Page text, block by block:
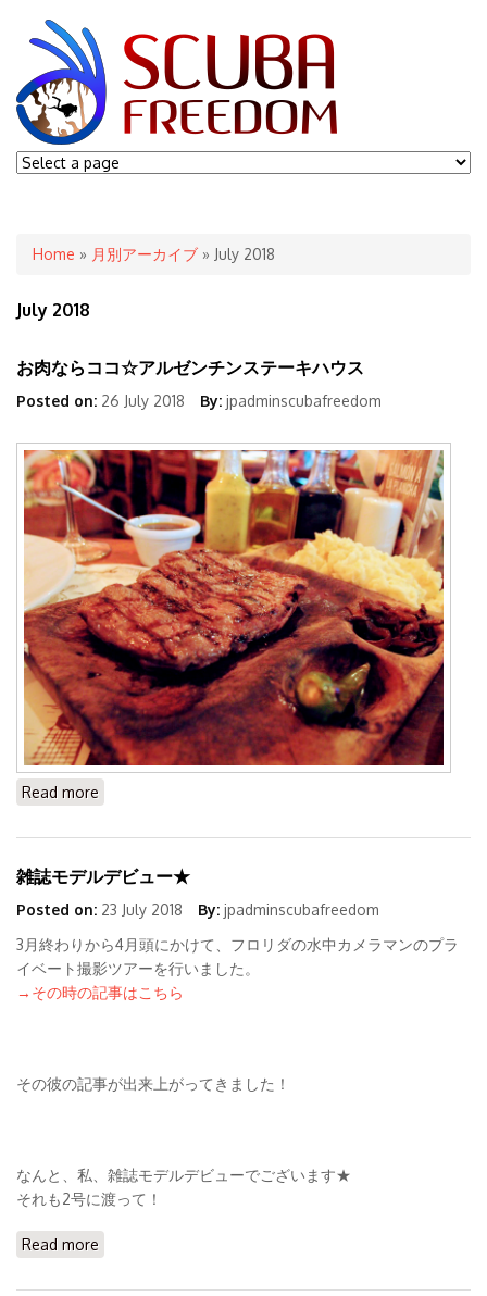
You are here
Home » 月別アーカイブ » July 2018
July 2018
お肉ならココ☆アルゼンチンステーキハウス
Posted on: 26 July 2018 By: jpadminscubafreedom
Read more
雑誌モデルデビュー★
Posted on: 23 July 2018 By: jpadminscubafreedom
3月終わりから4月頭にかけて、フロリダの水中カメラマンのプラ
イベート撮影ツアーを行いました。
→その時の記事はこちら
その彼の記事が出来上がってきました！
なんと、私、雑誌モデルデビューでございます★
それも2号に渡って！
Read more